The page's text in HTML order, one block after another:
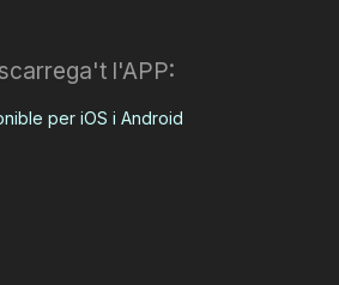
l'APP:
per iOS i Android